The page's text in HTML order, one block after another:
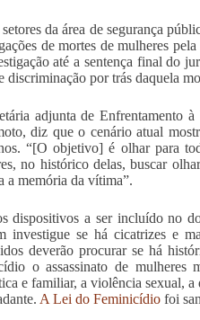
da área de segurança
de mortes de mulheres
até a sentença final do
discriminação por trás daquela
adjunta de Enfrentamento
diz que o cenário atual
“[O objetivo] é olhar para
no histórico delas, buscar
a memória da vítima”.
dispositivos a ser incluído no
investigue se há cicatrizes e
deverão procurar se há
o assassinato de mulheres
e familiar, a violência sexual,
A Lei do Feminicídiofoi